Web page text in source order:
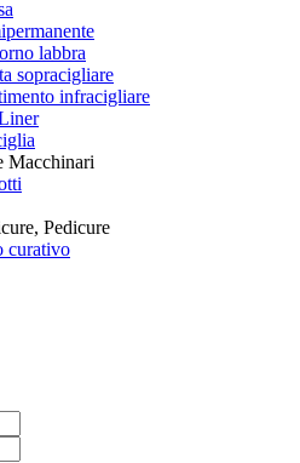
labbra
sopracigliare
infracigliare
Macchinari
Pedicure
curativo